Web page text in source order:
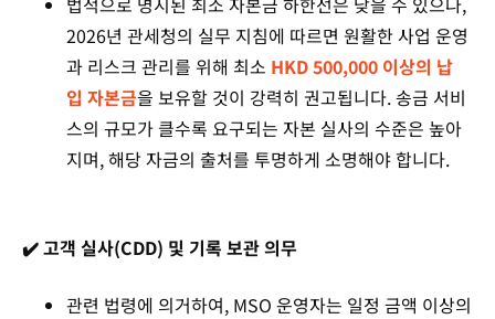
2026년 관세청의 실무 지침에 따르면 원활한 사업 운영
과 리스크 관리를 위해 최소 HKD 500,000 이상의 납
입 자본금을 보유할 것이 강력히 권고됩니다. 송금 서비
스의 규모가 클수록 요구되는 자본 실사의 수준은 높아
지며, 해당 자금의 출처를 투명하게 소명해야 합니다.
✔️ 고객 실사(CDD) 및 기록 보관 의무
관련 법령에 의거하여, MSO 운영자는 일정 금액 이상의